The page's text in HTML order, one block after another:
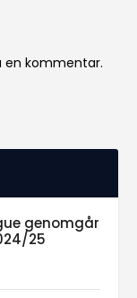
kommentar.
genomgår
25